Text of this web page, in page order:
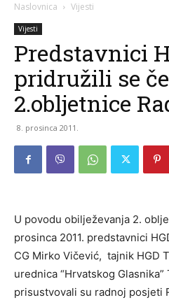
Naslovnica Vijesti
Vijesti
Predstavnici
pridružili se
2.obljetnice
8. prosinca 2011.
U povodu obilježevanja 2.
prosinca 2011. predstavnici
CG Mirko Vičević, tajnik HGD
urednica “Hrvatskog
prisustvovali su radnoj posjeti